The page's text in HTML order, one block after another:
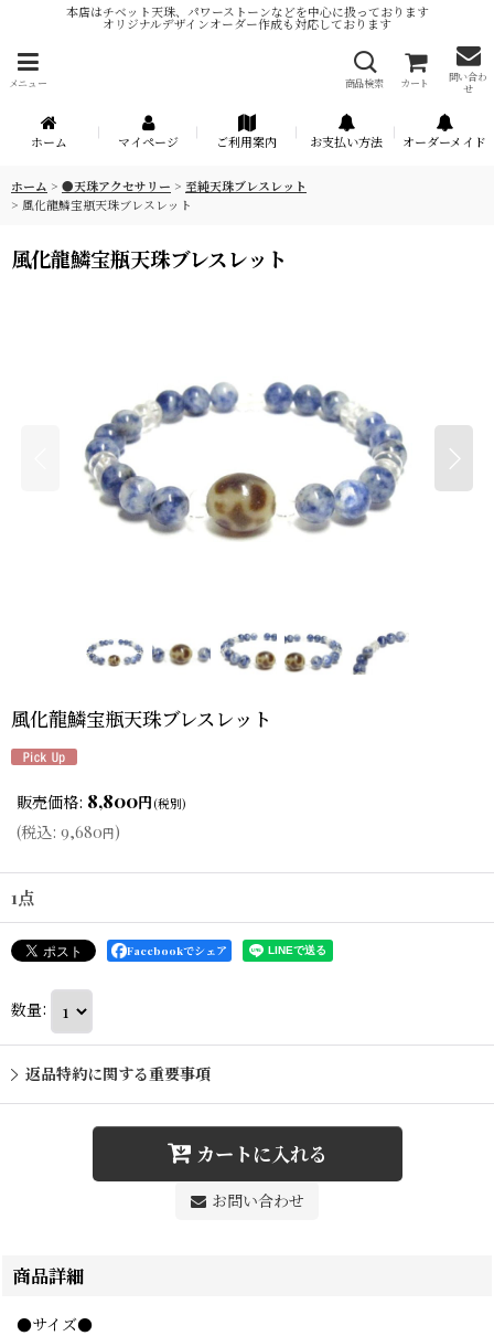
本店はチベット天珠、パワーストーンなどを中心に扱っております
オリジナルデザインオーダー作成も対応しております
メニュー 商品検索 カート
問い合わ
せ
ホーム マイページ ご利用案内 お支払い方法 オーダーメイド
ホーム > ●天珠アクセサリー > 至純天珠ブレスレット
> 風化龍鱗宝瓶天珠ブレスレット
風化龍鱗宝瓶天珠ブレスレット
風化龍鱗宝瓶天珠ブレスレット
販売価格: 8,800円(税別)
(税込: 9,680円)
1点
Facebookでシェア
数量:
返品特約に関する重要事項
カートに入れる
お問い合わせ
商品詳細
●サイズ●